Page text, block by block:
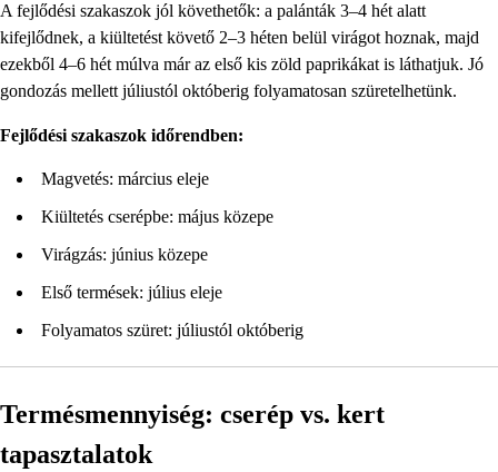
A fejlődési szakaszok jól követhetők: a palánták 3–4 hét alatt
kifejlődnek, a kiültetést követő 2–3 héten belül virágot hoznak, majd
ezekből 4–6 hét múlva már az első kis zöld paprikákat is láthatjuk. Jó
gondozás mellett júliustól októberig folyamatosan szüretelhetünk.
Fejlődési szakaszok időrendben:
Magvetés: március eleje
Kiültetés cserépbe: május közepe
Virágzás: június közepe
Első termések: július eleje
Folyamatos szüret: júliustól októberig
Termésmennyiség: cserép vs. kert
tapasztalatok